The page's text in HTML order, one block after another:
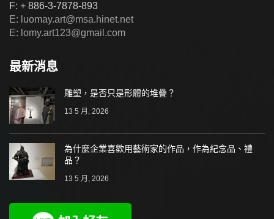
F: + 886-3-7878-893
E: luomay.art@msa.hinet.net
E: lomy.art123@gmail.com
最新消息
雕塑，是否只是形體的堆疊？
13 5 月, 2026
為什麼企業喜歡用藝術家的作品，作為紀念品、禮
品？
13 5 月, 2026